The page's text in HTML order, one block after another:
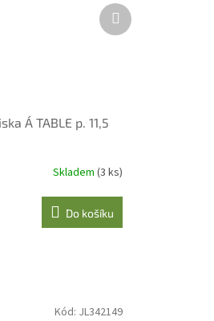
Á TABLE p. 11,5
Skladem (3 ks)
Do košíku
Další
produkt
Kód: JL342149